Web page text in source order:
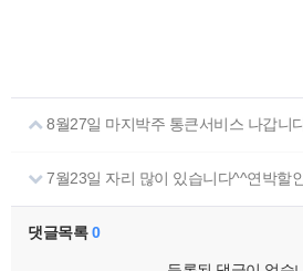
8월27일 마지박주 통큰서비스 나갑니
7월23일 자리 많이 있습니다^^연박할
댓글목록0